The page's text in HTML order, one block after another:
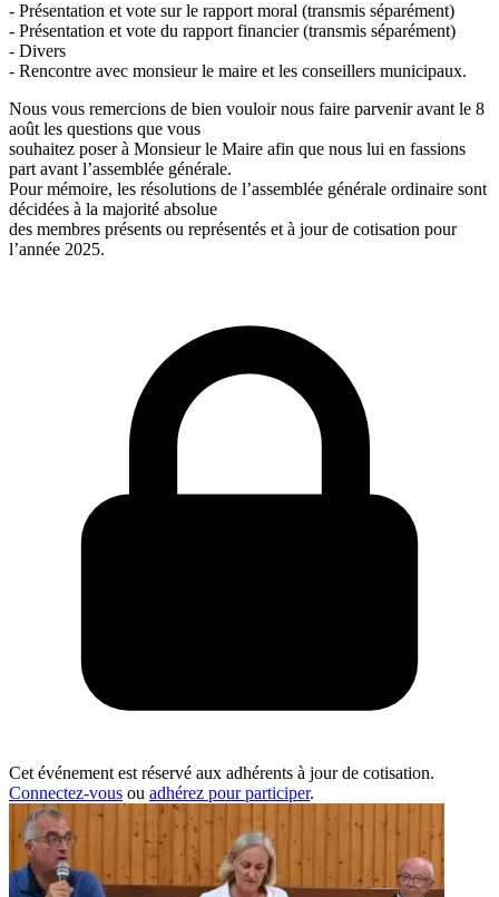
- Présentation et vote sur le rapport moral (transmis séparément)
- Présentation et vote du rapport financier (transmis séparément)
- Divers
- Rencontre avec monsieur le maire et les conseillers municipaux.
Nous vous remercions de bien vouloir nous faire parvenir avant le 8
août les questions que vous
souhaitez poser à Monsieur le Maire afin que nous lui en fassions
part avant l’assemblée générale.
Pour mémoire, les résolutions de l’assemblée générale ordinaire sont
décidées à la majorité absolue
des membres présents ou représentés et à jour de cotisation pour
l’année 2025.
Cet événement est réservé aux adhérents à jour de cotisation.
Connectez-vous ou adhérez pour participer.